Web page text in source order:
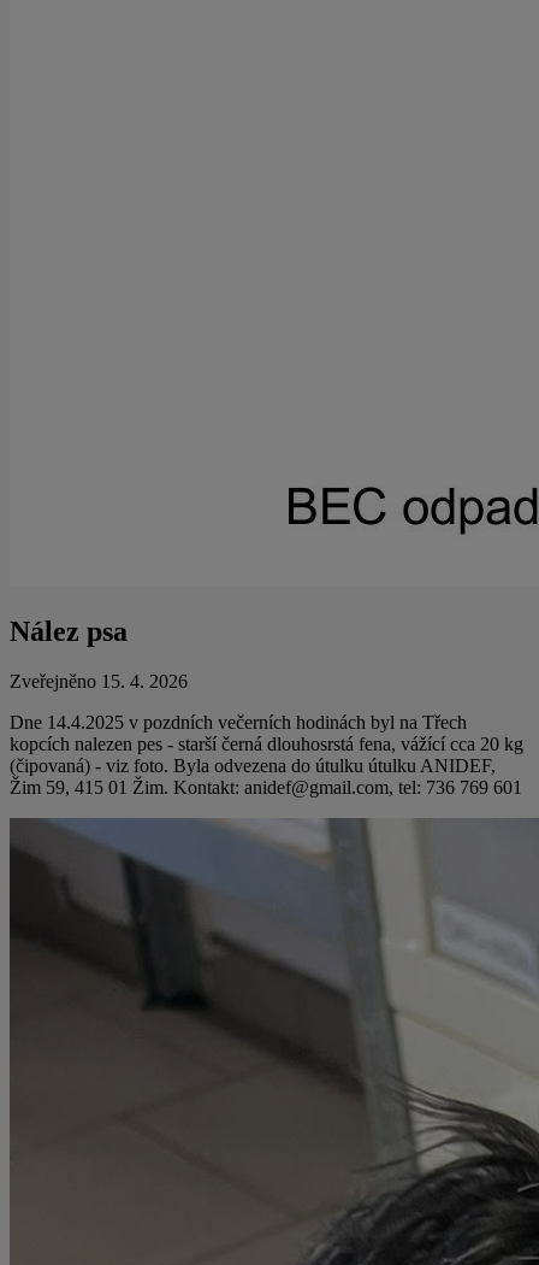
Nález psa
Zveřejněno 15. 4. 2026
Dne 14.4.2025 v pozdních večerních hodinách byl na Třech
kopcích nalezen pes - starší černá dlouhosrstá fena, vážící cca 20 kg
(čipovaná) - viz foto. Byla odvezena do útulku útulku ANIDEF,
Žim 59, 415 01 Žim. Kontakt: anidef@gmail.com, tel: 736 769 601